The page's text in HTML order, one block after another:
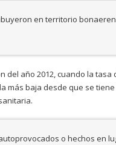
en territorio
del año 2012, cuando la
más baja desde que se
o hechos en